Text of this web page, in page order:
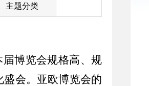
主题分类
博览会规格高、规
会。亚欧博览会的